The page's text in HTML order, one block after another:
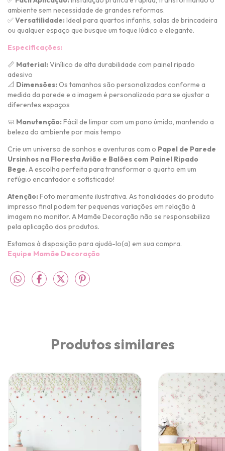
ambiente sem necessidade de grandes reformas.
✅Versatilidade: Ideal para quartos infantis, salas de brincadeira
ou qualquer espaço que busque um toque lúdico e elegante.
Especificações:
📏 Material: Vinílico de alta durabilidade com painel ripado
adesivo
📐 Dimensões: Os tamanhos são personalizados conforme a
medida da parede e a imagem é personalizada para se ajustar a
diferentes espaços
🧼 Manutenção: Fácil de limpar com um pano úmido, mantendo a
beleza do ambiente por mais tempo
Crie um universo de sonhos e aventuras com o Papel de Parede
Ursinhos na Floresta Avião e Balões com Painel Ripado
Bege. A escolha perfeita para transformar o quarto em um
refúgio encantador e sofisticado!
Atenção: Foto meramente ilustrativa. As tonalidades do produto
impresso final podem ter pequenas variações em relação à
imagem no monitor. A Mamãe Decoração não se responsabiliza
pela aplicação dos produtos.
Estamos à disposição para ajudá-lo(a) em sua compra.
Equipe Mamãe Decoração
Produtos similares